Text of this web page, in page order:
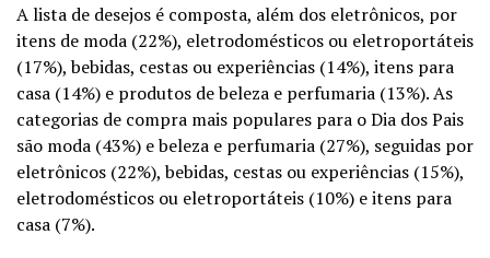
A lista de desejos é composta, além dos eletrônicos, por
itens de moda (22%), eletrodomésticos ou eletroportáteis
(17%), bebidas, cestas ou experiências (14%), itens para
casa (14%) e produtos de beleza e perfumaria (13%). As
categorias de compra mais populares para o Dia dos Pais
são moda (43%) e beleza e perfumaria (27%), seguidas por
eletrônicos (22%), bebidas, cestas ou experiências (15%),
eletrodomésticos ou eletroportáteis (10%) e itens para
casa (7%).